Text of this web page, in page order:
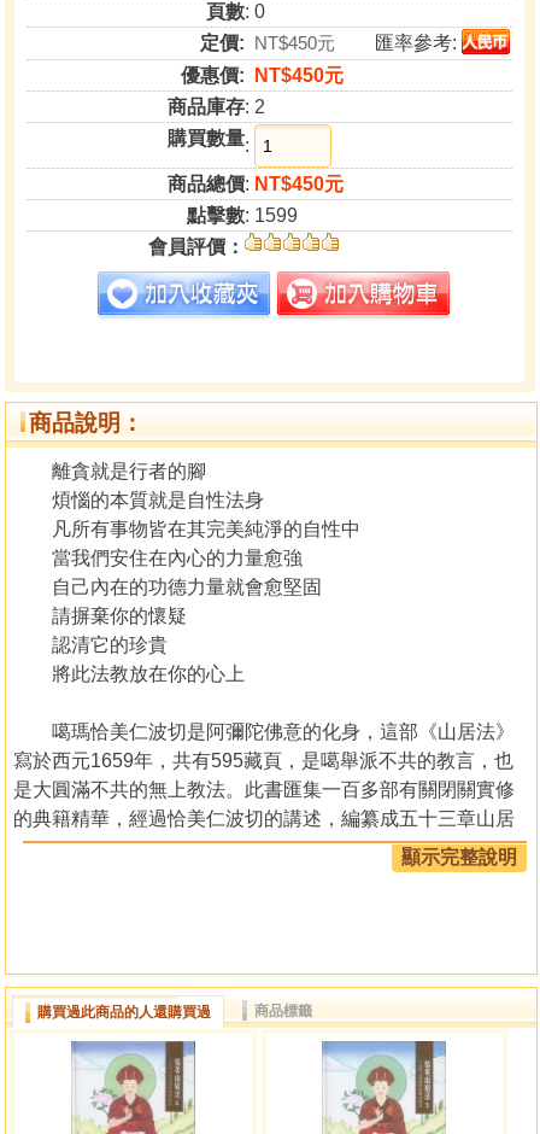
頁數: 0
定價: NT$450元
匯率參考:
優惠價:
NT$450元
商品庫存: 2
購買數量:
商品總價: NT$450元
點擊數: 1599
會員評價：
商品說明：
離貪就是行者的腳
煩惱的本質就是自性法身
凡所有事物皆在其完美純淨的自性中
當我們安住在內心的力量愈強
自己內在的功德力量就會愈堅固
請摒棄你的懷疑
認清它的珍貴
將此法教放在你的心上
噶瑪恰美仁波切是阿彌陀佛意的化身，這部《山居法》
寫於西元1659年，共有595藏頁，是噶舉派不共的教言，也
是大圓滿不共的無上教法。此書匯集一百多部有關閉關實修
的典籍精華，經過恰美仁波切的講述，編纂成五十三章山居
閉關的實修教法。
西方轉動解脫的法輪。第16世大寶法王於1981年最後一次訪
美時，曾慈諭堪布卡塔仁波切，應該在西方給予具緣弟子
《恰美山居法》之教授。堪布卡塔仁波切為滿第16世大寶法
王最後利生之弘願，於1998年開始對西方弟子教授此法，所
講述的法本，是以印度喜瑪偕爾邦的札西炯所印製發行的版
顯示完整說明
購買過此商品的人還購買過 商品標籤